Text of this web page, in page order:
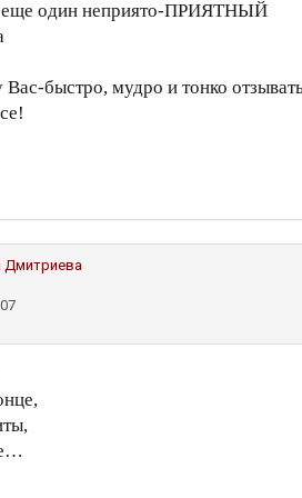
еще один неприято-ПРИЯТНЫЙ
быстро, мудро и тонко
Дмитриева